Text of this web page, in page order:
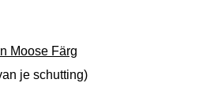
Moose Färg
je schutting)